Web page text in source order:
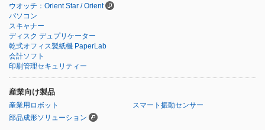
ウオッチ：Orient Star / Orient
パソコン
スキャナー
ディスク デュプリケーター
乾式オフィス製紙機 PaperLab
会計ソフト
印刷管理セキュリティー
産業向け製品
産業用ロボット
スマート振動センサー
部品成形ソリューション